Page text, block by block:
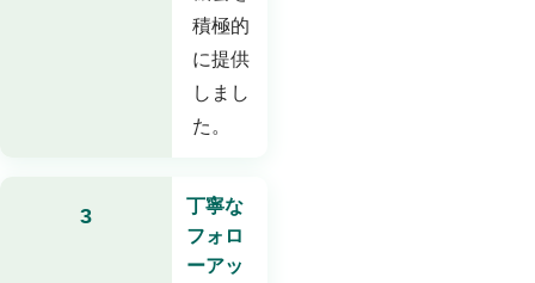
積極的
に提供
しまし
た。
3
丁寧な
フォロ
ーアッ